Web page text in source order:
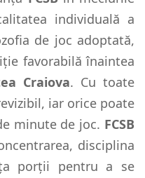
individuală a
de joc adoptată,
favorabilă înaintea
Craiova. Cu toate
iar orice poate
minute de joc. FCSB
disciplina
porții pentru a se